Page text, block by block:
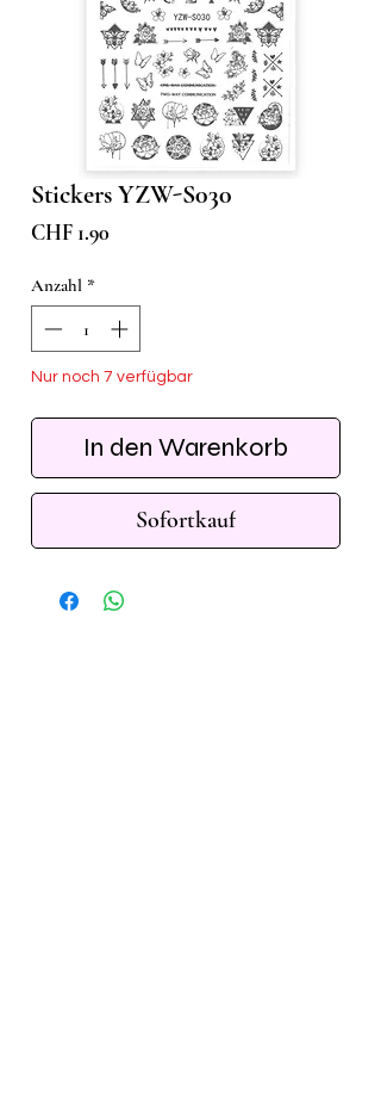
Stickers YZW-S030
CHF 1.90
Anzahl *
Nur noch 7 verfügbar
In den Warenkorb
Sofortkauf